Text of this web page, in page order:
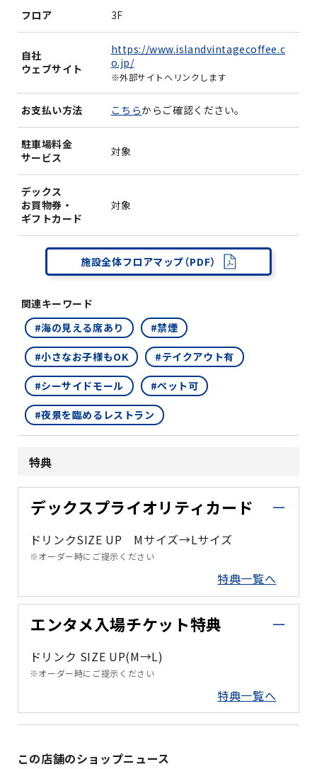
フロア 3F
自社
ウェブサイト
https://www.islandvintagecoffee.c
o.jp/
※外部サイトへリンクします
お支払い方法 こちらからご確認ください。
駐車場料金
サービス
対象
デックス
お買物券・
ギフトカード
対象
施設全体フロアマップ（PDF）
関連キーワード
#海の見える席あり
#禁煙
#小さなお子様もOK #テイクアウト有
#シーサイドモール #ペット可
#夜景を臨めるレストラン
特典
デックスプライオリティカード
ドリンクSIZE UP Mサイズ→Lサイズ
※オーダー時にご提示ください
特典一覧へ
エンタメ入場チケット特典
ドリンク SIZE UP(M→L)
※オーダー時にご提示ください
特典一覧へ
この店舗のショップニュース